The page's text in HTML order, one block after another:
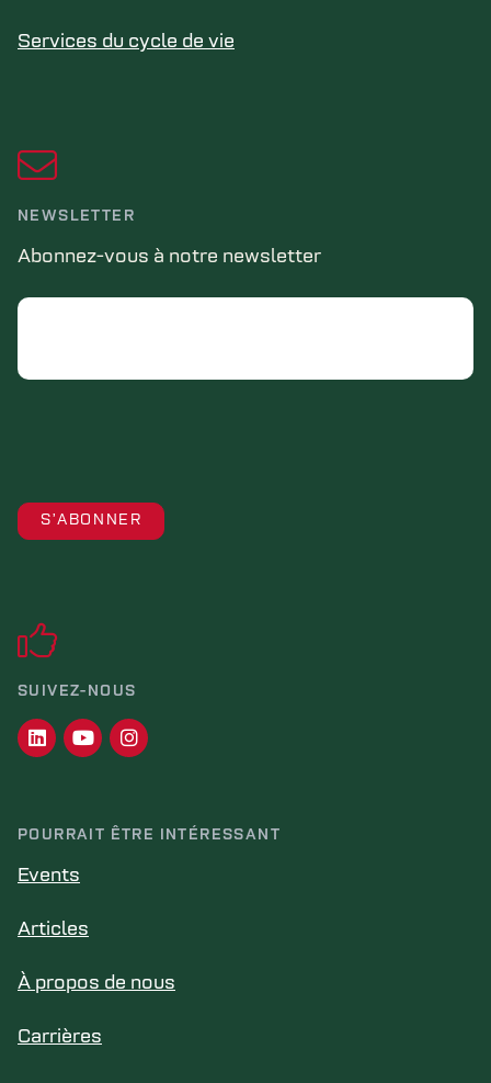
Services du cycle de vie
NEWSLETTER
Abonnez-vous à notre newsletter
Email
SUIVEZ-NOUS
POURRAIT ÊTRE INTÉRESSANT
Events
Articles
À propos de nous
Carrières